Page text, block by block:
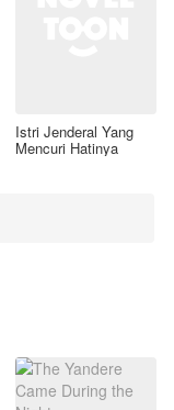
Istri Jenderal Yang
Mencuri Hatinya